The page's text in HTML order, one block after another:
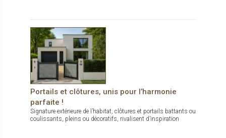
Portails et clôtures, unis pour l’harmonie
parfaite !
Signature extérieure de l’habitat, clôtures et portails battants ou
coulissants, pleins ou décoratifs, rivalisent d’inspiration